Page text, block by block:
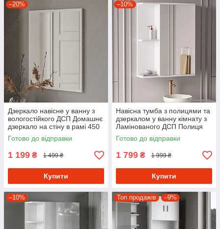
–20%
Дзеркало навісне у ванну з
вологостійкого ДСП Домашнє
дзеркало на стіну в рамі 450
мм шириною
Готово до відправки
1 199 ₴ 1 499 ₴
Купити
–10%
Навісна тумба з полицями та
дзеркалом у ванну кімнату з
Ламінованого ДСП Полиця
навісна з 4 комірками
Готово до відправки
1 799 ₴ 1 999 ₴
Купити
–10% Топ продажів –9%